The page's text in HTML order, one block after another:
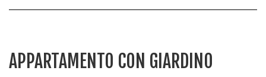
APPARTAMENTO CON GIARDINO